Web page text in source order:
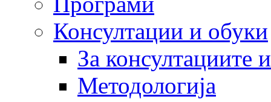
Консултации и обуки
За консултациите
Методологија